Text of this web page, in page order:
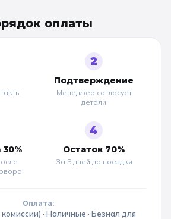
оплаты
2
Подтверждение
Менеджер согласует
детали
4
Остаток 70%
За 5 дней до поездки
Оплата:
· Наличные · Безнал для